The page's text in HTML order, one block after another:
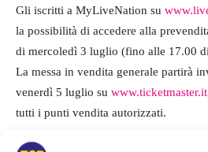
Gli iscritti a MyLiveNation su
la possibilità di accedere alla
di mercoledì 3 luglio (fino alle 17.00
La messa in vendita generale partirà
venerdì 5 luglio su www.ticketmaster.it
tutti i punti vendita autorizzati.